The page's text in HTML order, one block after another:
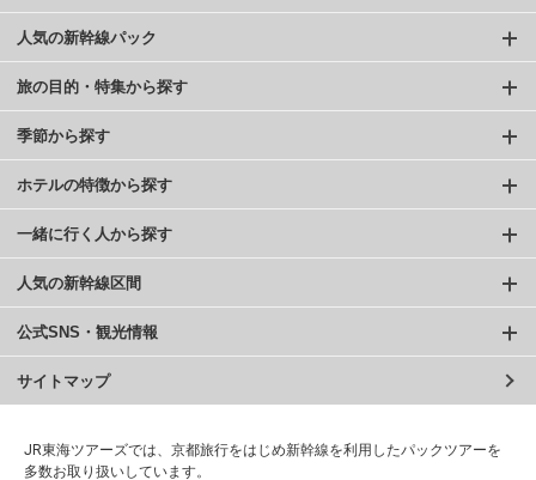
人気の新幹線パック
旅の目的・特集から探す
季節から探す
ホテルの特徴から探す
一緒に行く人から探す
人気の新幹線区間
公式SNS・観光情報
サイトマップ
JR東海ツアーズでは、京都旅行をはじめ新幹線を利用したパックツアーを
多数お取り扱いしています。